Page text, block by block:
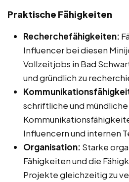
Praktische Fähigkeiten
Recherchefähigkeiten:
Influencer bei diesen
Vollzeitjobs in Bad
und gründlich zu
schriftliche und mündliche
Influencern und internen
Organisation: Starke
Fähigkeiten und die
Projekte gleichzeitig zu